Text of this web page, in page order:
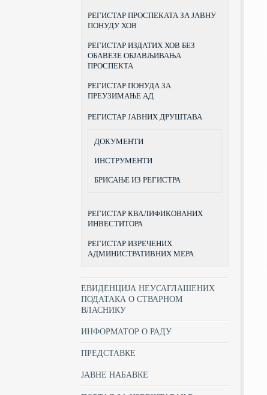
РЕГИСТАР ПРОСПЕКАТА ЗА ЈАВНУ
ПОНУДУ ХОВ
РЕГИСТАР ИЗДАТИХ ХОВ БЕЗ
ОБАВЕЗЕ ОБЈАВЉИВАЊА
ПРОСПЕКТА
РЕГИСТАР ПОНУДА ЗА
ПРЕУЗИМАЊЕ АД
РЕГИСТАР ЈАВНИХ ДРУШТАВА
ДОКУМЕНТИ
ИНСТРУМЕНТИ
БРИСАЊЕ ИЗ РЕГИСТРА
РЕГИСТАР КВАЛИФИКОВАНИХ
ИНВЕСТИТОРА
РЕГИСТАР ИЗРЕЧЕНИХ
АДМИНИСТРАТИВНИХ МЕРА
ЕВИДЕНЦИЈА НЕУСАГЛАШЕНИХ
ПОДАТАКА О СТВАРНОМ
ВЛАСНИКУ
ИНФОРМАТОР О РАДУ
ПРЕДСТАВКЕ
ЈАВНЕ НАБАВКЕ